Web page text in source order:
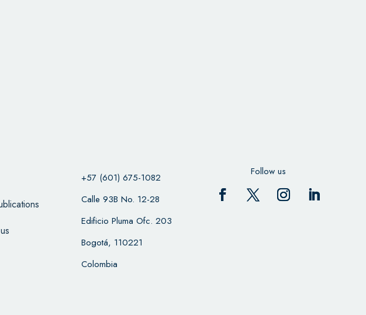
+57 (601) 675-1082
Calle 93B No. 12-28
Edificio Pluma Ofc. 203
Bogotá, 110221
Colombia
Follow us